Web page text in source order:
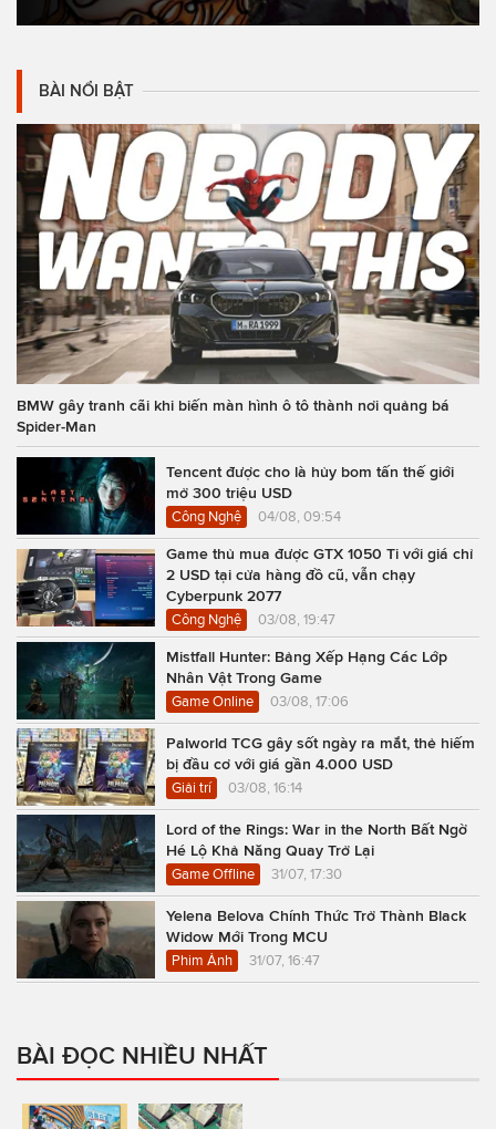
BÀI NỔI BẬT
BMW gây tranh cãi khi biến màn hình ô tô thành nơi quảng bá
Spider-Man
Tencent được cho là hủy bom tấn thế giới
mở 300 triệu USD
Công Nghệ 04/08, 09:54
Game thủ mua được GTX 1050 Ti với giá chỉ
2 USD tại cửa hàng đồ cũ, vẫn chạy
Cyberpunk 2077
Công Nghệ 03/08, 19:47
Mistfall Hunter: Bảng Xếp Hạng Các Lớp
Nhân Vật Trong Game
Game Online 03/08, 17:06
Palworld TCG gây sốt ngày ra mắt, thẻ hiếm
bị đầu cơ với giá gần 4.000 USD
Giải trí 03/08, 16:14
Lord of the Rings: War in the North Bất Ngờ
Hé Lộ Khả Năng Quay Trở Lại
Game Offline 31/07, 17:30
Yelena Belova Chính Thức Trở Thành Black
Widow Mới Trong MCU
Phim Ảnh 31/07, 16:47
BÀI ĐỌC NHIỀU NHẤT